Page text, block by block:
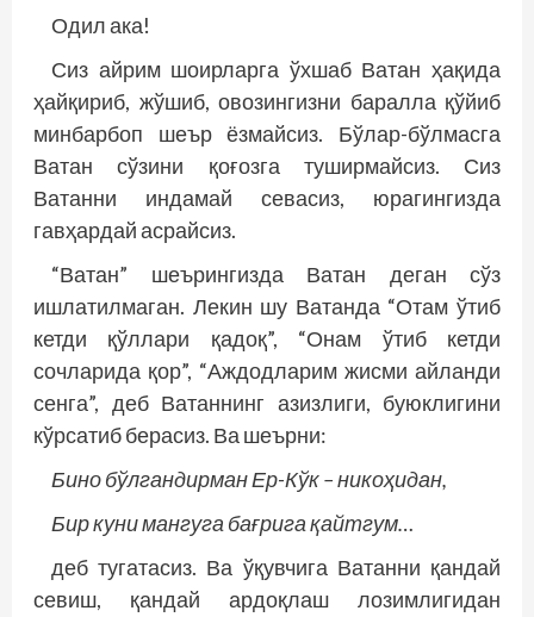
Одил ака!
Сиз айрим шоирларга ўхшаб Ватан ҳақида
ҳайқириб, жўшиб, овозингизни баралла қўйиб
минбарбоп шеър ёзмайсиз. Бўлар-бўлмасга
Ватан сўзини қоғозга туширмайсиз. Сиз
Ватанни индамай севасиз, юрагингизда
гавҳардай асрайсиз.
“Ватан” шеърингизда Ватан деган сўз
ишлатилмаган. Лекин шу Ватанда “Отам ўтиб
кетди қўллари қадоқ”, “Онам ўтиб кетди
сочларида қор”, “Аждодларим жисми айланди
сенга”, деб Ватаннинг азизлиги, буюклигини
кўрсатиб берасиз. Ва шеърни:
Бино бўлгандирман Ер-Кўк – никоҳидан,
Бир куни мангуга бағрига қайтгум…
деб тугатасиз. Ва ўқувчига Ватанни қандай
севиш, қандай ардоқлаш лозимлигидан